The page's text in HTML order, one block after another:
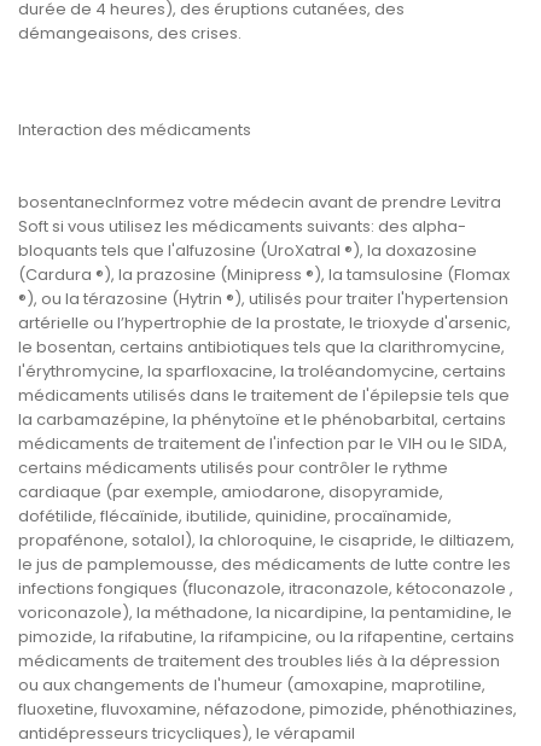
durée de 4 heures), des éruptions cutanées, des
démangeaisons, des crises.
Interaction des médicaments
bosentanecInformez votre médecin avant de prendre Levitra
Soft si vous utilisez les médicaments suivants: des alpha-
bloquants tels que l'alfuzosine (UroXatral ®), la doxazosine
(Cardura ®), la prazosine (Minipress ®), la tamsulosine (Flomax
®), ou la térazosine (Hytrin ®), utilisés pour traiter l'hypertension
artérielle ou l’hypertrophie de la prostate, le trioxyde d'arsenic,
le bosentan, certains antibiotiques tels que la clarithromycine,
l'érythromycine, la sparfloxacine, la troléandomycine, certains
médicaments utilisés dans le traitement de l'épilepsie tels que
la carbamazépine, la phénytoïne et le phénobarbital, certains
médicaments de traitement de l'infection par le VIH ou le SIDA,
certains médicaments utilisés pour contrôler le rythme
cardiaque (par exemple, amiodarone, disopyramide,
dofétilide, flécaïnide, ibutilide, quinidine, procaïnamide,
propafénone, sotalol), la chloroquine, le cisapride, le diltiazem,
le jus de pamplemousse, des médicaments de lutte contre les
infections fongiques (fluconazole, itraconazole, kétoconazole ,
voriconazole), la méthadone, la nicardipine, la pentamidine, le
pimozide, la rifabutine, la rifampicine, ou la rifapentine, certains
médicaments de traitement des troubles liés à la dépression
ou aux changements de l'humeur (amoxapine, maprotiline,
fluoxetine, fluvoxamine, néfazodone, pimozide, phénothiazines,
antidépresseurs tricycliques), le vérapamil